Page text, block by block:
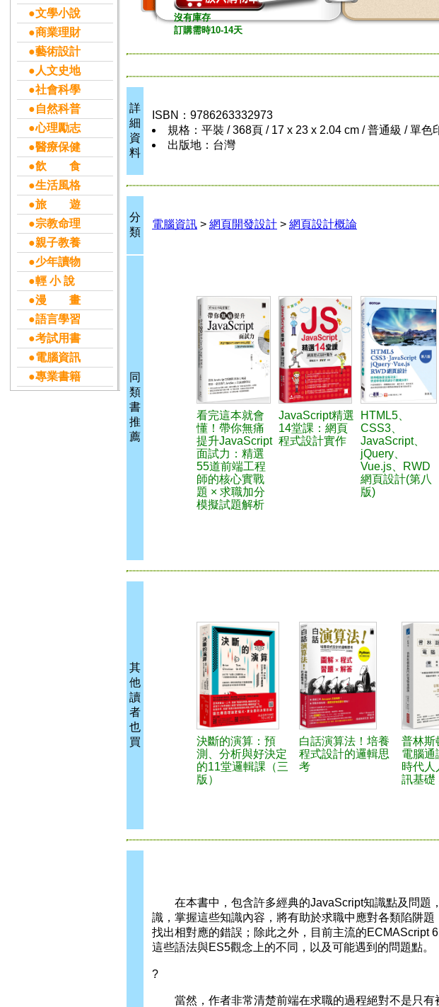
●文學小說
●商業理財
●藝術設計
●人文史地
●社會科學
●自然科普
●心理勵志
●醫療保健
●飲 食
●生活風格
●旅 遊
●宗教命理
●親子教養
●少年讀物
●輕 小 說
●漫 畫
●語言學習
●考試用書
●電腦資訊
●專業書籍
沒有庫存
訂購需時10-14天
詳
細
資
料
ISBN：9786263332973
規格：平裝 / 368頁 / 17 x 23 x 2.04 cm / 普通級 / 單色
出版地：台灣
分
類
電腦資訊 > 網頁開發設計 > 網頁設計概論
同
類
書
推
薦
看完這本就會
懂！帶你無痛
提升JavaScript
面試力：精選
55道前端工程
師的核心實戰
題 × 求職加分
模擬試題解析
JavaScript精選
14堂課：網頁
程式設計實作
HTML5、
CSS3、
JavaScript、
jQuery、
Vue.js、RWD
網頁設計(第八
版)
其
他
讀
者
也
買
決斷的演算：預
測、分析與好決定
的11堂邏輯課（三
版）
白話演算法！培養
程式設計的邏輯思
考
普林斯
電腦通
時代人
訊基礎
在本書中，包含許多經典的JavaScript知識點及問題
識，掌握這些知識內容，將有助於求職中應對各類陷阱
找出相對應的錯誤；除此之外，目前主流的ECMAScript
這些語法與ES5觀念上的不同，以及可能遇到的問題點。
?
當然，作者非常清楚前端在求職的過程絕對不是只有